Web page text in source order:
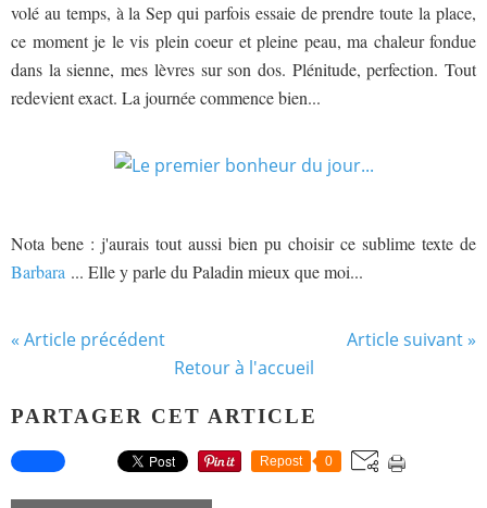
volé au temps, à la Sep qui parfois essaie de prendre toute la place,
ce moment je le vis plein coeur et pleine peau, ma chaleur fondue
dans la sienne, mes lèvres sur son dos. Plénitude, perfection. Tout
redevient exact. La journée commence bien...
Nota bene : j'aurais tout aussi bien pu choisir ce sublime texte de
Barbara ... Elle y parle du Paladin mieux que moi...
« Article précédent
Article suivant »
Retour à l'accueil
PARTAGER CET ARTICLE
Repost 0